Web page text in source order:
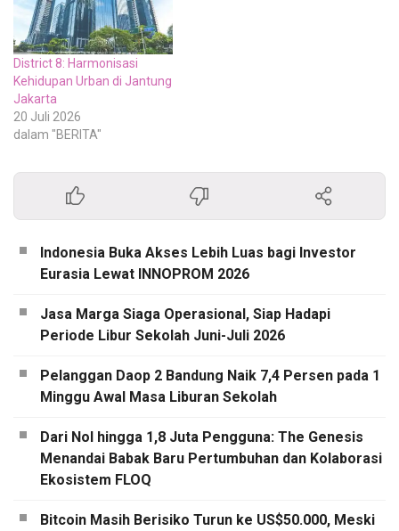
District 8: Harmonisasi
Kehidupan Urban di Jantung
Jakarta
20 Juli 2026
dalam "BERITA"
Indonesia Buka Akses Lebih Luas bagi Investor
Eurasia Lewat INNOPROM 2026
Jasa Marga Siaga Operasional, Siap Hadapi
Periode Libur Sekolah Juni-Juli 2026
Pelanggan Daop 2 Bandung Naik 7,4 Persen pada 1
Minggu Awal Masa Liburan Sekolah
Dari Nol hingga 1,8 Juta Pengguna: The Genesis
Menandai Babak Baru Pertumbuhan dan Kolaborasi
Ekosistem FLOQ
Bitcoin Masih Berisiko Turun ke US$50.000, Meski